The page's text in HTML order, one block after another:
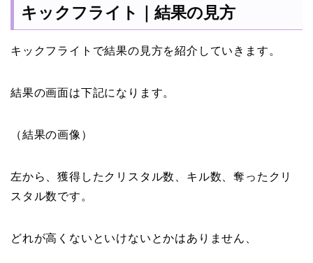
キックフライト｜結果の見方
キックフライトで結果の見方を紹介していきます。
結果の画面は下記になります。
（結果の画像）
左から、獲得したクリスタル数、キル数、奪ったクリ
スタル数です。
どれが高くないといけないとかはありません、